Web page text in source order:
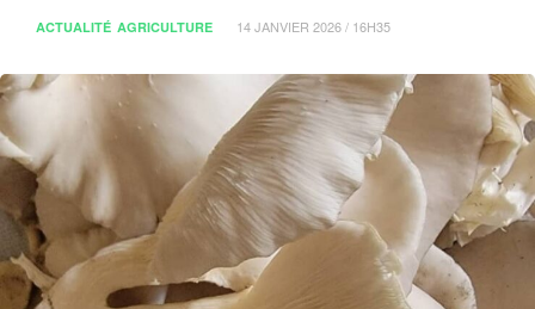
ACTUALITÉ AGRICULTURE 14 JANVIER 2026 / 16H35